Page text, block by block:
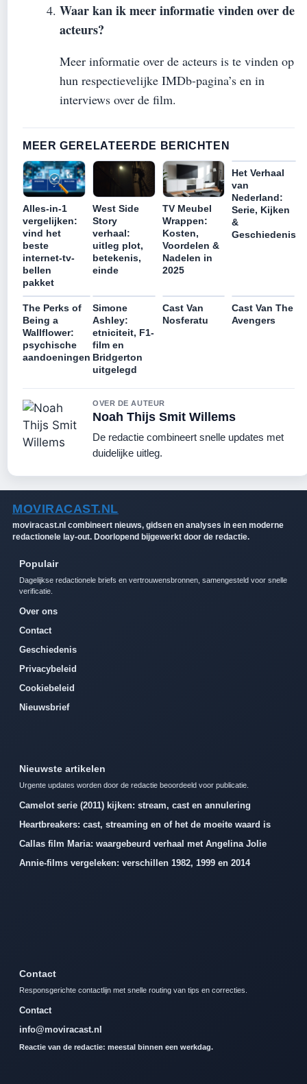
Waar kan ik meer informatie vinden over de
acteurs?
Meer informatie over de acteurs is te vinden op
hun respectievelijke IMDb-pagina’s en in
interviews over de film.
MEER GERELATEERDE BERICHTEN
Alles-in-1
vergelijken:
vind het
beste
internet-tv-
bellen
pakket
West Side
Story
verhaal:
uitleg plot,
betekenis,
einde
TV Meubel
Wrappen:
Kosten,
Voordelen &
Nadelen in
2025
Het Verhaal
van
Nederland:
Serie, Kijken
&
Geschiedenis
The Perks of
Being a
Wallflower:
psychische
aandoeningen
Simone
Ashley:
etniciteit, F1-
film en
Bridgerton
uitgelegd
Cast Van
Nosferatu
Cast Van The
Avengers
OVER DE AUTEUR
Noah Thijs Smit Willems
De redactie combineert snelle updates met
duidelijke uitleg.
MOVIRACAST.NL
moviracast.nl combineert nieuws, gidsen en analyses in een moderne
redactionele lay-out. Doorlopend bijgewerkt door de redactie.
Populair
Dagelijkse redactionele briefs en vertrouwensbronnen, samengesteld voor snelle
verificatie.
Over ons
Contact
Geschiedenis
Privacybeleid
Cookiebeleid
Nieuwsbrief
Nieuwste artikelen
Urgente updates worden door de redactie beoordeeld voor publicatie.
Camelot serie (2011) kijken: stream, cast en annulering
Heartbreakers: cast, streaming en of het de moeite waard is
Callas film Maria: waargebeurd verhaal met Angelina Jolie
Annie-films vergeleken: verschillen 1982, 1999 en 2014
Contact
Responsgerichte contactlijn met snelle routing van tips en correcties.
Contact
info@moviracast.nl
Reactie van de redactie: meestal binnen een werkdag.